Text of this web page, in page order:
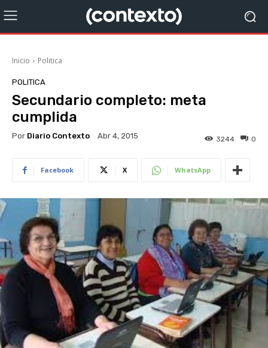
Inicio Politica
POLITICA
Secundario completo: meta
cumplida
Por Diario Contexto Abr 4, 2015 0
3244
Facebook X WhatsApp